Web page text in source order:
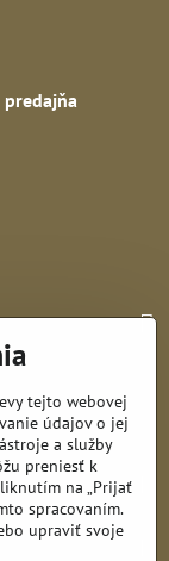
predajňa
tejto webovej
údajov o jej
a služby
preniesť k
na „Prijať
spracovaním.
upraviť svoje